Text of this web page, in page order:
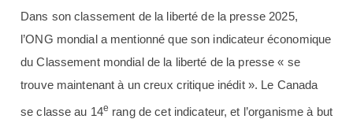
Dans son classement de la liberté de la presse 2025,
l’ONG mondial a mentionné que son indicateur économique
du Classement mondial de la liberté de la presse « se
trouve maintenant à un creux critique inédit ». Le Canada
se classe au 14e rang de cet indicateur, et l’organisme à but